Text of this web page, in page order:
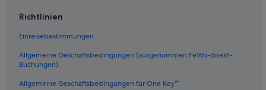
Richtlinien
Einreisebestimmungen
Allgemeine Geschäftsbedingungen (ausgenommen FeWo-direkt-
Buchungen)
Allgemeine Geschäftsbedingungen für One Key™